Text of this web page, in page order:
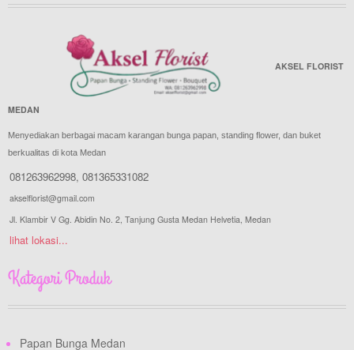
AKSEL FLORIST
MEDAN
Menyediakan berbagai macam karangan bunga papan, standing flower, dan buket
berkualitas di kota Medan
081263962998, 081365331082
akselflorist@gmail.com
Jl. Klambir V Gg. Abidin No. 2, Tanjung Gusta Medan Helvetia, Medan
lihat lokasi...
Kategori Produk
Papan Bunga Medan